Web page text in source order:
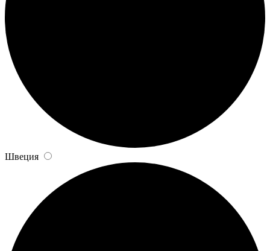
Швеция